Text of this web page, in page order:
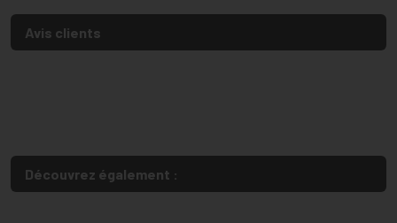
Avis clients
Découvrez également :